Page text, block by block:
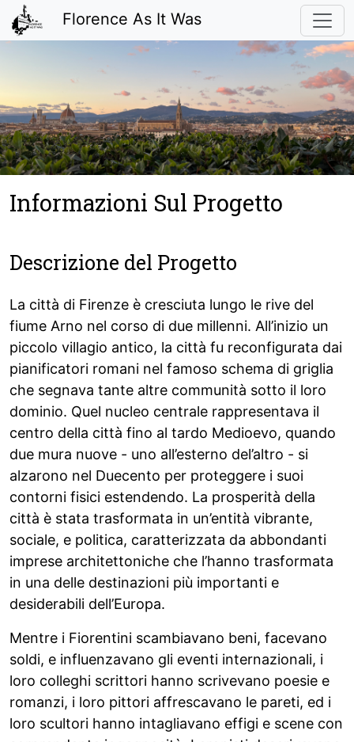
Florence As It Was
Informazioni Sul Progetto
Descrizione del Progetto
La città di Firenze è cresciuta lungo le rive del
fiume Arno nel corso di due millenni. All’inizio un
piccolo villagio antico, la città fu reconfigurata dai
pianificatori romani nel famoso schema di griglia
che segnava tante altre communità sotto il loro
dominio. Quel nucleo centrale rappresentava il
centro della città fino al tardo Medioevo, quando
due mura nuove - uno all’esterno del’altro - si
alzarono nel Duecento per proteggere i suoi
contorni fisici estendendo. La prosperità della
città è stata trasformata in un’entità vibrante,
sociale, e politica, caratterizzata da abbondanti
imprese architettoniche che l’hanno trasformata
in una delle destinazioni più importanti e
desiderabili dell’Europa.
Mentre i Fiorentini scambiavano beni, facevano
soldi, e influenzavano gli eventi internazionali, i
loro colleghi scrittori hanno scrivevano poesie e
romanzi, i loro pittori affrescavano le pareti, ed i
loro scultori hanno intagliavano effigi e scene con